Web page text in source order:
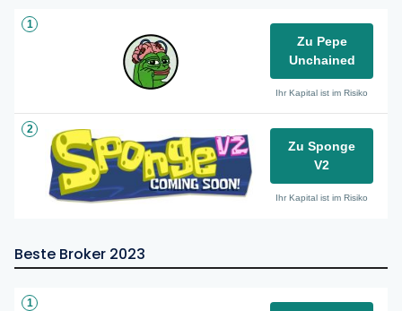
1
Zu Pepe
Unchained
Ihr Kapital ist im Risiko
2
Zu Sponge
V2
Ihr Kapital ist im Risiko
Beste Broker 2023
1